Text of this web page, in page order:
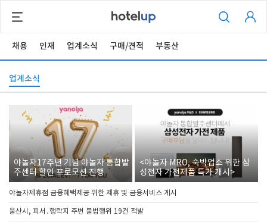
채용 인재 업계소식 구매/견적 부동산
업계소식
야놀자17주년 기념 야놀자 통합발
주센터 할인 프로모션 진행
<야놀자 MRO, 숙박업소 위한 삼
성전자 가전제품 특가 개시>
야놀자제휴점 금융혜택제공 위한 제휴 및 금융서비스 게시
울산시, 피서․행락지 주변 불법행위 19건 적발